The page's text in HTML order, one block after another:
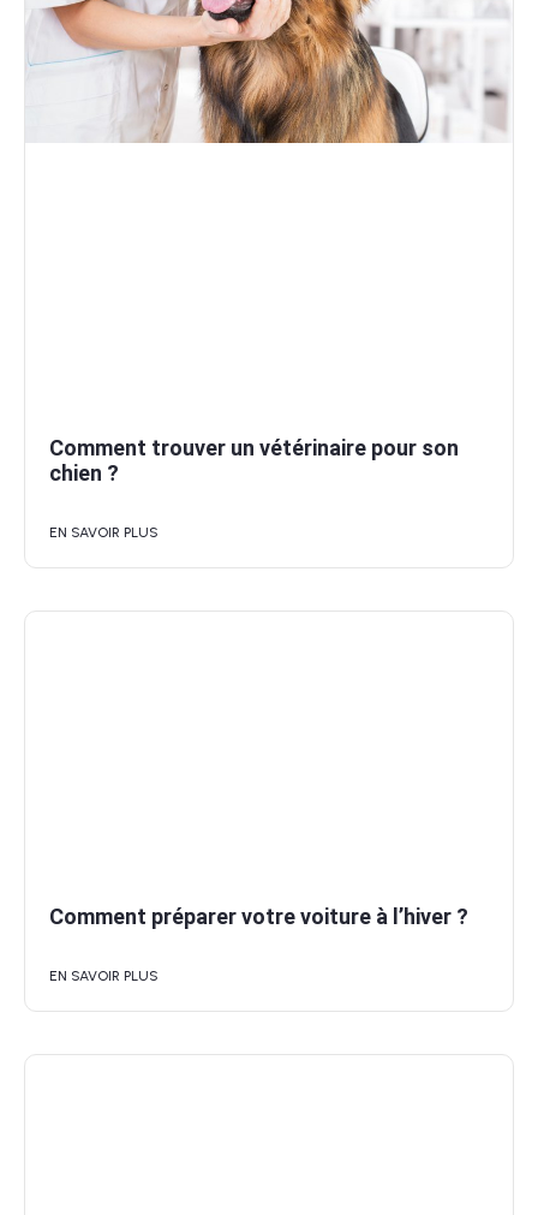
Comment trouver un vétérinaire pour son
chien ?
EN SAVOIR PLUS
Comment préparer votre voiture à l’hiver ?
EN SAVOIR PLUS